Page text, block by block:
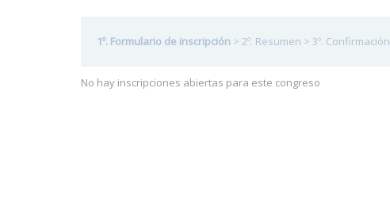
1º. Formulario de inscripción > 2º. Resumen > 3º. Confirmación
No hay inscripciones abiertas para este congreso